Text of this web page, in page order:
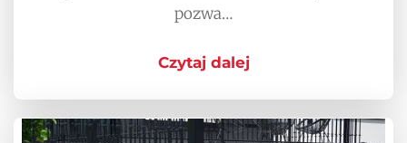
pozwa…
Czytaj dalej